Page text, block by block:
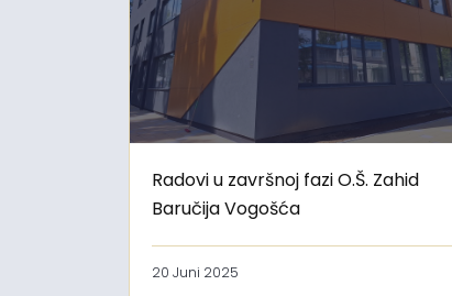
Radovi u završnoj fazi O.Š. Zahid
Baručija Vogošća
20 Juni 2025